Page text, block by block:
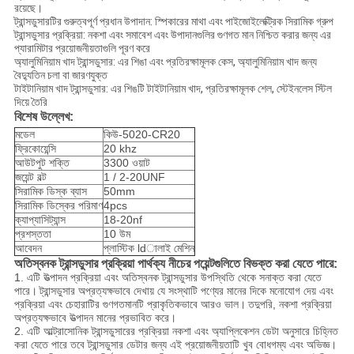
রয়েছে।
ট্রান্সডুসারটির গুরুত্বপূর্ণ প্রধান উপাদান: স্পিকারের মাথা এবং পাইজোইলেক্ট্রিক সিরামিক গ্রুপ
ট্রান্সডুসার প্রক্রিয়া: নকশা এবং সমাবেশ এবং উপাদানগুলির গুণগত মান নিশ্চিত করার জন্য এর
প্যারামিটার প্রয়োজনীয়তাগুলি পূরণ করে
অ্যালুমিনিয়াম খাদ ট্রান্সডুসার: এর শিঙা এবং প্রতিরক্ষামূলক কেস, অ্যালুমিনিয়াম খাদ জন্য
বৈদ্যুতিন চলা বা জারণযুক্ত
টাইটানিয়াম খাদ ট্রান্সডুসার: এর শিঙটি টাইটানিয়াম খাদ, প্রতিরক্ষামূলক শেল, স্টেইনলেস স্টিল
দিয়ে তৈরি
বিশেষ উল্লেখ:
মডেল
কিউ-5020-CR20
ফ্রিকোয়েন্সি
20 khz
আউটপুট শক্তি
3300 ওয়াট
জয়েন্ট বল্ট
1 / 2-20UNF
সিরামিক ডিস্ক ব্যাস
50mm
সিরামিক ডিস্কের পরিমাণ4pcs
ক্যাপ্যাসিট্যান্স
18-20nf
প্রশস্ততা
10 উম
আবেদন
প্লাস্টিক ldালাই মেশিন
অতিস্বনক ট্রান্সডুসার প্রক্রিয়া পার্থক্য নীচের পয়েন্টগুলিতে বিভক্ত করা যেতে পারে:
1. এটি উত্পাদন প্রক্রিয়া এবং অতিস্বনক ট্রান্সডুসার উপস্থিতি থেকে সনাক্ত করা যেতে
পারে। ট্রান্সডুসার অপ্রত্যক্ষভাবে দেখায় যে সংস্থাটি পণ্যের মানের দিকে মনোযোগ দেয় এবং
প্রক্রিয়া এবং চেহারাটির গুণগতমানটি প্রাকৃতিকভাবে আরও ভাল। তদুপরি, নকশা প্রক্রিয়া
অপ্রত্যক্ষভাবে উত্পাদন মানের প্রভাবিত করে।
2. এটি আল্ট্রাসোনিক ট্রান্সডুসারের প্রক্রিয়া নকশা এবং অ্যাপ্লিকেশন ডেটা অনুসারে চিহ্নিত
করা যেতে পারে তবে ট্রান্সডুসার ডেটার জন্য এই প্রয়োজনীয়তাটি খুব বোধগম্য এবং অভিজ্ঞ।